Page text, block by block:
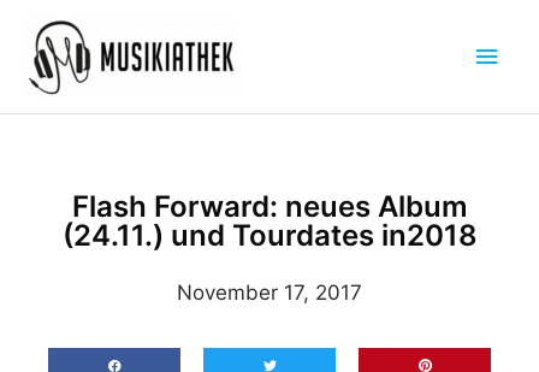
Inhalt
springen
Flash Forward: neues Album
(24.11.) und Tourdates in2018
November 17, 2017